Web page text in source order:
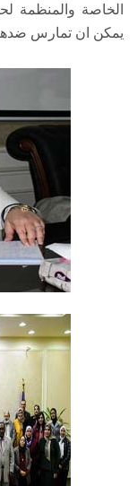
الخاصة والمنظمة
يمكن ان تمارس